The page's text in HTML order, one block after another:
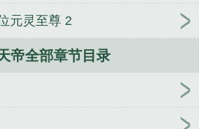
真实身份
修罗天帝三部曲是哪
小纯
修罗天帝白炎妖凰老头的
主结局
元灵至尊 2
帝全部章节目录